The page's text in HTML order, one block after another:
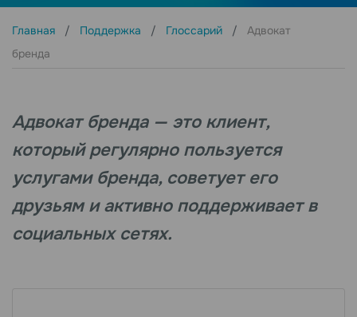
Главная Поддержка Глоссарий
Адвокат
бренда
Адвокат бренда — это клиент,
который регулярно пользуется
услугами бренда, советует его
друзьям и активно поддерживает в
социальных сетях.